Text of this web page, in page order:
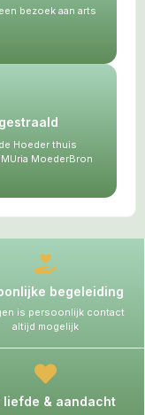
bezoek aan arts
Hoeder thuis
MoederBron
begeleiding
is persoonlijk contact
altijd mogelijk
liefde & aandacht